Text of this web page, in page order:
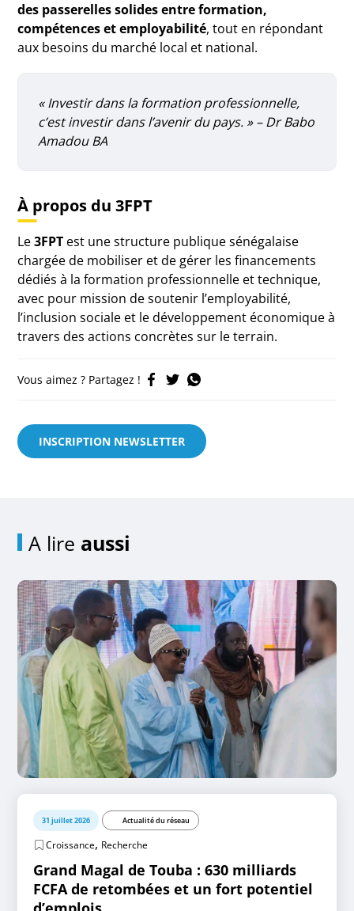
des passerelles solides entre formation,
compétences et employabilité, tout en répondant
aux besoins du marché local et national.
« Investir dans la formation professionnelle,
c’est investir dans l’avenir du pays. »– Dr Babo
Amadou BA
À propos du 3FPT
Le3FPT est une structure publique sénégalaise
chargée de mobiliser et de gérer les financements
dédiés à la formation professionnelle et technique,
avec pour mission de soutenir l’employabilité,
l’inclusion sociale et le développement économique à
travers des actions concrètes sur le terrain.
Vous aimez ? Partagez !
INSCRIPTION NEWSLETTER
A lire aussi
31 juillet 2026 Actualité du réseau
Croissance, Recherche
Grand Magal de Touba : 630 milliards
FCFA de retombées et un fort potentiel